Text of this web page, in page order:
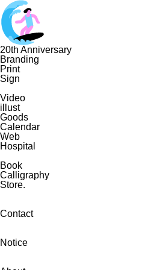
20th Anniversary
Branding
Print
Sign
Video
illust
Goods
Calendar
Web
Hospital
Book
Calligraphy
Store.
Contact
Notice